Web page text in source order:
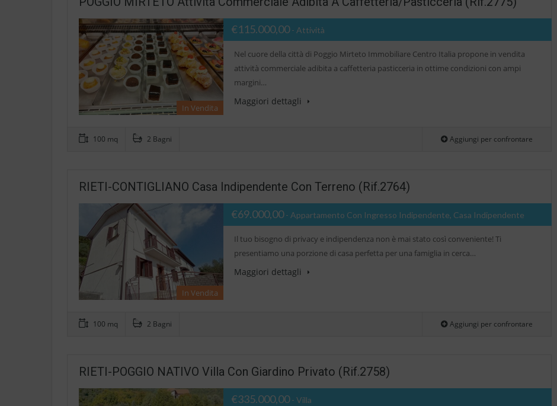
In Vendita
€115.000,00- Attività
Nel cuore della città di Poggio Mirteto Immobiliare Centro Italia propone in vendita
attività commerciale adibita a caffetteria pasticceria in ottime condizioni con ampi
margini…
Maggiori dettagli
100 mq 2 Bagni Aggiungi per confrontare
RIETI-CONTIGLIANO Casa Indipendente Con Terreno (Rif.2764)
In Vendita
€69.000,00- Appartamento Con Ingresso Indipendente, Casa Indipendente
Il tuo bisogno di privacy e indipendenza non è mai stato così conveniente! Ti
presentiamo una porzione di casa perfetta per una famiglia in cerca…
Maggiori dettagli
100 mq 2 Bagni Aggiungi per confrontare
RIETI-POGGIO NATIVO Villa Con Giardino Privato (Rif.2758)
€335.000,00- Villa